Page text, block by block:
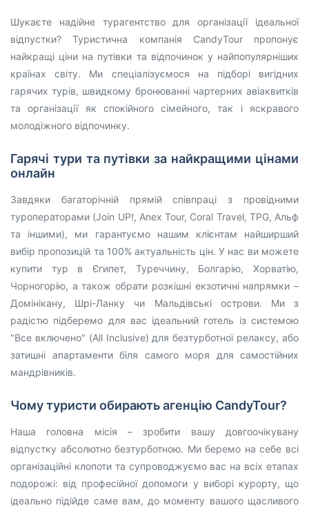
Шукаєте надійне турагентство для організації ідеальної
відпустки? Туристична компанія CandyTour пропонує
найкращі ціни на путівки та відпочинок у найпопулярніших
країнах світу. Ми спеціалізуємося на підборі вигідних
гарячих турів, швидкому бронюванні чартерних авіаквитків
та організації як спокійного сімейного, так і яскравого
молодіжного відпочинку.
Гарячі тури та путівки за найкращими цінами
онлайн
Завдяки багаторічній прямій співпраці з провідними
туроператорами (Join UP!, Anex Tour, Coral Travel, TPG, Альф
та іншими), ми гарантуємо нашим клієнтам найширший
вибір пропозицій та 100% актуальність цін. У нас ви можете
купити тур в Єгипет, Туреччину, Болгарію, Хорватію,
Чорногорію, а також обрати розкішні екзотичні напрямки –
Домінікану, Шрі-Ланку чи Мальдівські острови. Ми з
радістю підберемо для вас ідеальний готель із системою
"Все включено" (All Inclusive) для безтурботної релаксу, або
затишні апартаменти біля самого моря для самостійних
мандрівників.
Чому туристи обирають агенцію CandyTour?
Наша головна місія – зробити вашу довгоочікувану
відпустку абсолютно безтурботною. Ми беремо на себе всі
організаційні клопоти та супроводжуємо вас на всіх етапах
подорожі: від професійної допомоги у виборі курорту, що
ідеально підійде саме вам, до моменту вашого щасливого